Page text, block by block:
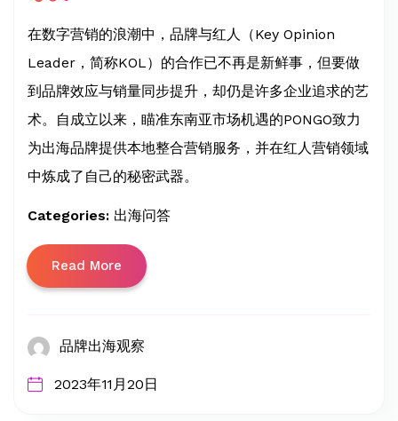
在数字营销的浪潮中，品牌与红人（Key Opinion
Leader，简称KOL）的合作已不再是新鲜事，但要做
到品牌效应与销量同步提升，却仍是许多企业追求的艺
术。自成立以来，瞄准东南亚市场机遇的PONGO致力
为出海品牌提供本地整合营销服务，并在红人营销领域
中炼成了自己的秘密武器。
Categories: 出海问答
Read More
品牌出海观察
2023年11月20日